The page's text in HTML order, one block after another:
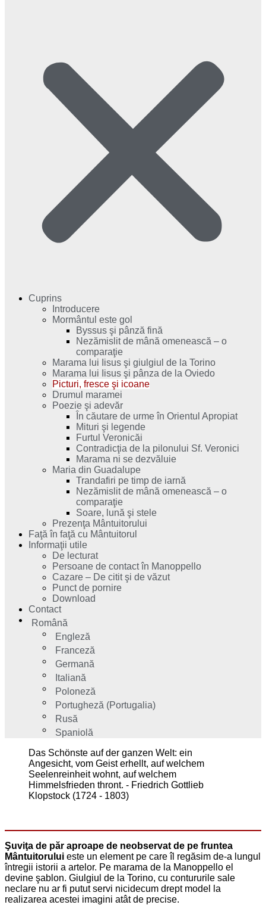
Cuprins
Introducere
Mormântul este gol
Byssus şi pânză fină
Nezămislit de mână omenească – o
comparaţie
Marama lui Iisus şi giulgiul de la Torino
Marama lui Iisus şi pânza de la Oviedo
Picturi, fresce şi icoane
Drumul maramei
Poezie şi adevăr
În căutare de urme în Orientul Apropiat
Mituri şi legende
Furtul Veronicăi
Contradicţia de la pilonului Sf. Veronici
Marama ni se dezvăluie
Maria din Guadalupe
Trandafiri pe timp de iarnă
Nezămislit de mână omenească – o
comparaţie
Soare, lună şi stele
Prezenţa Mântuitorului
Faţă în faţă cu Mântuitorul
Informaţii utile
De lecturat
Persoane de contact în Manoppello
Cazare – De citit şi de văzut
Punct de pornire
Download
Contact
Română
Engleză
Franceză
Germană
Italiană
Poloneză
Portugheză (Portugalia)
Rusă
Spaniolă
Das Schönste auf der ganzen Welt: ein
Angesicht, vom Geist erhellt, auf welchem
Seelenreinheit wohnt, auf welchem
Himmelsfrieden thront. - Friedrich Gottlieb
Klopstock (1724 - 1803)
Şuviţa de păr aproape de neobservat de pe fruntea
Mântuitorului este un element pe care îl regăsim de-a lungul
întregii istorii a artelor. Pe marama de la Manoppello el
devine şablon. Giulgiul de la Torino, cu contururile sale
neclare nu ar fi putut servi nicidecum drept model la
realizarea acestei imagini atât de precise.